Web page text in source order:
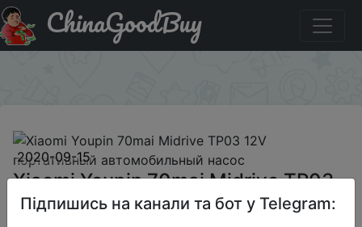
Промокод на знижку BG70MAI09 Xiaomi Youpin 70mai
Midrive TP03 12V портативный автомобильный насос
ChinaGoodBuy
2020-09-15
Xiaomi Youpin 70mai Midrive TP03
12V портативный автомобильный
Підпишись на канали та бот у Telegram: